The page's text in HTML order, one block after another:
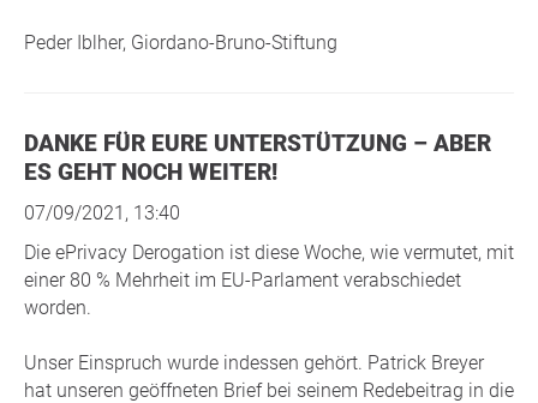
Peder Iblher, Giordano-Bruno-Stiftung
DANKE FÜR EURE UNTERSTÜTZUNG – ABER
ES GEHT NOCH WEITER!
07/09/2021, 13:40
Die ePrivacy Derogation ist diese Woche, wie vermutet, mit
einer 80 % Mehrheit im EU-Parlament verabschiedet
worden.
Unser Einspruch wurde indessen gehört. Patrick Breyer
hat unseren geöffneten Brief bei seinem Redebeitrag in die